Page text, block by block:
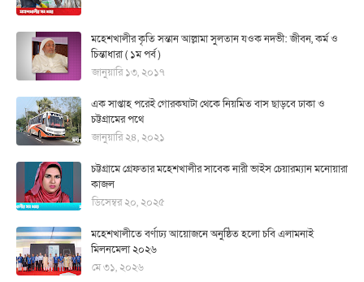
মহেশখালীর কৃতি সন্তান আল্লামা সুলতান যওক নদভী: জীবন, কর্ম ও
চিন্তাধারা ( ১ম পর্ব )
জানুয়ারি ১৩, ২০১৭
এক সাপ্তাহ পরেই গোরকঘাটা থেকে নিয়মিত বাস ছাড়বে ঢাকা ও
চট্টগ্রামের পথে
জানুয়ারি ২৪, ২০২১
চট্টগ্রামে গ্রেফতার মহেশখালীর সাবেক নারী ভাইস চেয়ারম্যান মনোয়ারা
কাজল
ডিসেম্বর ২০, ২০২৫
মহেশখালীতে বর্ণাঢ্য আয়োজনে অনুষ্ঠিত হলো চবি এলামনাই
মিলনমেলা ২০২৬
মে ৩১, ২০২৬